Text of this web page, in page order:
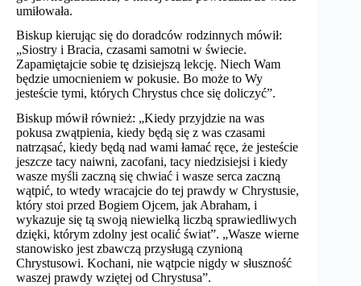
umiłowała.
Biskup kierując się do doradców rodzinnych mówił:
„Siostry i Bracia, czasami samotni w świecie.
Zapamiętajcie sobie tę dzisiejszą lekcję. Niech Wam
będzie umocnieniem w pokusie. Bo może to Wy
jesteście tymi, których Chrystus chce się doliczyć”.
Biskup mówił również: „Kiedy przyjdzie na was
pokusa zwątpienia, kiedy będą się z was czasami
natrząsać, kiedy będą nad wami łamać ręce, że jesteście
jeszcze tacy naiwni, zacofani, tacy niedzisiejsi i kiedy
wasze myśli zaczną się chwiać i wasze serca zaczną
wątpić, to wtedy wracajcie do tej prawdy w Chrystusie,
który stoi przed Bogiem Ojcem, jak Abraham, i
wykazuje się tą swoją niewielką liczbą sprawiedliwych
dzięki, którym zdolny jest ocalić świat”. „Wasze wierne
stanowisko jest zbawczą przysługą czynioną
Chrystusowi. Kochani, nie wątpcie nigdy w słuszność
waszej prawdy wziętej od Chrystusa”.